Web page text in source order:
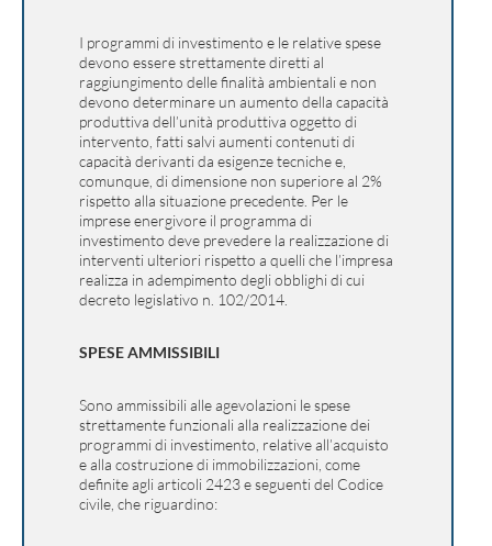
I programmi di investimento e le relative spese
devono essere strettamente diretti al
raggiungimento delle finalità ambientali e non
devono determinare un aumento della capacità
produttiva dell’unità produttiva oggetto di
intervento, fatti salvi aumenti contenuti di
capacità derivanti da esigenze tecniche e,
comunque, di dimensione non superiore al 2%
rispetto alla situazione precedente. Per le
imprese energivore il programma di
investimento deve prevedere la realizzazione di
interventi ulteriori rispetto a quelli che l’impresa
realizza in adempimento degli obblighi di cui
decreto legislativo n. 102/2014.
SPESE AMMISSIBILI
Sono ammissibili alle agevolazioni le spese
strettamente funzionali alla realizzazione dei
programmi di investimento, relative all’acquisto
e alla costruzione di immobilizzazioni, come
definite agli articoli 2423 e seguenti del Codice
civile, che riguardino: